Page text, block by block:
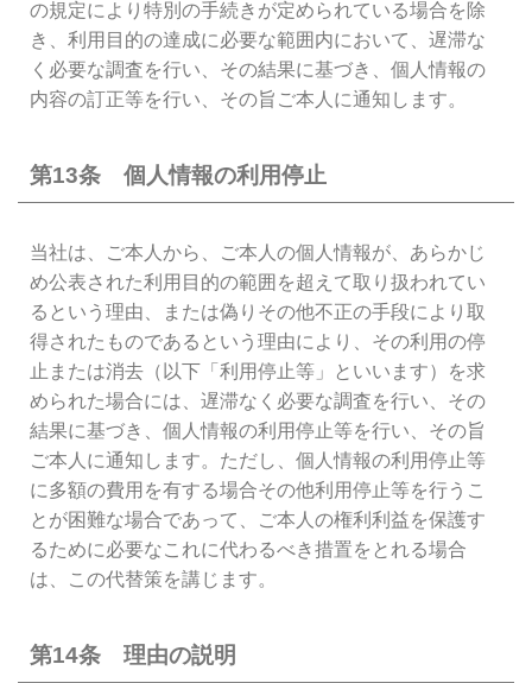
の規定により特別の手続きが定められている場合を除
き、利用目的の達成に必要な範囲内において、遅滞な
く必要な調査を行い、その結果に基づき、個人情報の
内容の訂正等を行い、その旨ご本人に通知します。
第13条 個人情報の利用停止
当社は、ご本人から、ご本人の個人情報が、あらかじ
め公表された利用目的の範囲を超えて取り扱われてい
るという理由、または偽りその他不正の手段により取
得されたものであるという理由により、その利用の停
止または消去（以下「利用停止等」といいます）を求
められた場合には、遅滞なく必要な調査を行い、その
結果に基づき、個人情報の利用停止等を行い、その旨
ご本人に通知します。ただし、個人情報の利用停止等
に多額の費用を有する場合その他利用停止等を行うこ
とが困難な場合であって、ご本人の権利利益を保護す
るために必要なこれに代わるべき措置をとれる場合
は、この代替策を講じます。
第14条 理由の説明